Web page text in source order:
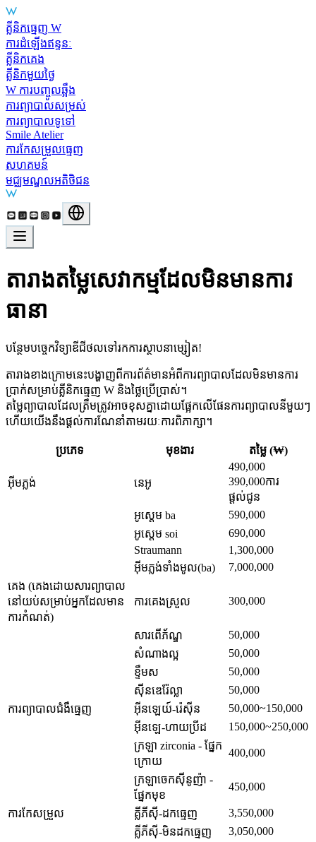
Main Services
គ្លីនិកធ្មេញ W
ការដំឡើងឥន្ទនៈ
គ្លីនិកគេង
គ្លីនិកមួយថ្ងៃ
W ការបញ្ចូលឆ្អឹង
ការព្យាបាលសម្រស់
ការព្យាបាលទូទៅ
Smile Atelier
ការកែសម្រួលធ្មេញ
សហគមន៍
មជ្ឈមណ្ឌលអតិថិជន
តារាងតម្លៃសេវាកម្មដែលមិនមានការ
ធានា
បន្ថែមបច្ចេកវិទ្យាឌីជីថលទៅរកការស្ថាបនាម្សៀត!
តារាងខាងក្រោមនេះបង្ហាញពីការព័ត៌មានអំពីការព្យាបាលដែលមិនមានការ
ប្រាក់សម្រាប់គ្លីនិកធ្មេញ W និងថ្លៃប្រើប្រាស់។
តម្លៃព្យាបាលដែលត្រឹមត្រូវអាចខុសគ្នាដោយផ្អែកលើផែនការព្យាបាលនីមួយៗ
ហើយយើងនឹងផ្តល់ការណែនាំតាមរយៈការពិភាក្សា។
ប្រភេទ មុខងារ តម្លៃ (₩)
អ៊ីមភ្លង់ នេអូ
490,000
390,000ការ
ផ្តល់ជូន
អូស្តេម ba
590,000
អូស្តេម soi
690,000
Straumann
1,300,000
អ៊ីមភ្លង់ទាំងមូល(ba)
7,000,000
គេង (គេងដោយសារព្យាបាល
នៅយប់សម្រាប់អ្នកដែលមាន
ការកំណត់)
ការគេងស្រួល 300,000
សារពើភ័ណ្ឌ
50,000
សំណាងល្អ
50,000
ខ្ទឹមស
50,000
ស៊ីនឌេរ៉ែល្លា
50,000
ការព្យាបាលជំងឺធ្មេញ
អ៊ីនឡេយ៍-រ៉េស៊ីន
50,000~150,000
អ៊ីនឡេ-ហាយប្រីដ
150,000~250,000
ក្រឡា zirconia - ផ្នែក
ក្រោយ
400,000
ក្រឡាចេកស៊ីនូញ៉ា -
ផ្នែកមុខ
450,000
ការកែសម្រួល គ្លីភីស៊ី-ដកធ្មេញ
3,550,000
គ្លីភីស៊ី-មិនដកធ្មេញ
3,050,000